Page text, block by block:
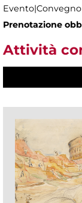
Evento|Convegno
Prenotazione
Attività